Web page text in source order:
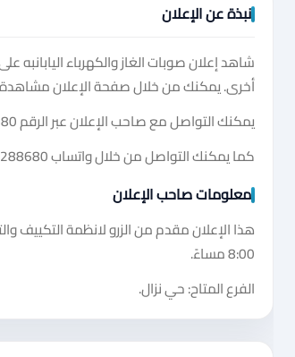
نبذة عن الإعلان
شاهد إعلان صوبات الغاز والكهرباء
أخرى. يمكنك من خلال صفحة الإعلان مشاهدة
يمكنك التواصل مع صاحب الإعلان عبر الرقم
كما يمكنك التواصل من خلال واتساب
معلومات صاحب الإعلان
8:00 مساءً.
الفرع المتاح: حي نزال.